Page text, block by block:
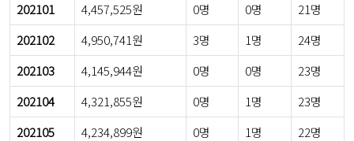
202101
4,457,525원 0명 0명
21명
202102
4,950,741원 3명 1명
24명
202103
4,145,944원 0명 0명
23명
202104
4,321,855원 0명 1명
23명
202105
4,234,899원 0명 1명
22명